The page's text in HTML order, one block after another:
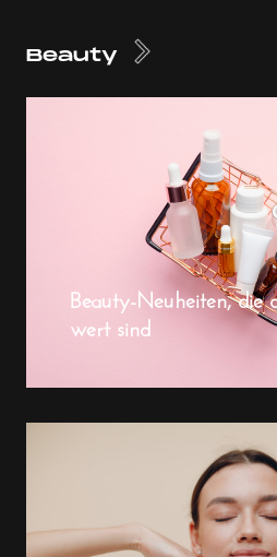
Beauty
Beauty-Neuheiten, die
wert sind